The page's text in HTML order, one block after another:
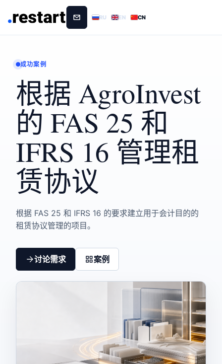
RU EN CN
成功案例
根据 AgroInvest
的 FAS 25 和
IFRS 16 管理租
赁协议
根据 FAS 25 和 IFRS 16 的要求建立用于会计目的的
租赁协议管理的项目。
讨论需求 案例